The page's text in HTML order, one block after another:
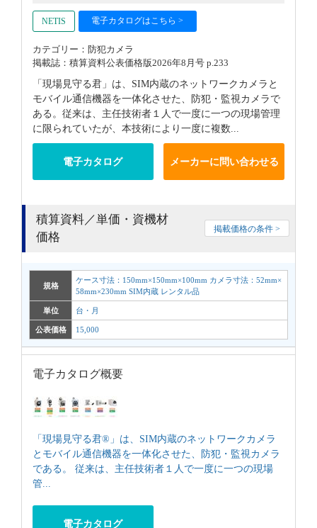
NETIS 電子カタログはこちら >
カテゴリー：防犯カメラ
掲載誌：積算資料公表価格版2026年8月号 p.233
「現場見守る君」は、SIM内蔵のネットワークカメラと
モバイル通信機器を一体化させた、防犯・監視カメラで
ある。従来は、主任技術者１人で一度に一つの現場管理
に限られていたが、本技術により一度に複数...
電子カタログ メーカーに問い合わせる
積算資料／単価・資機材
価格
掲載価格の条件 >
規格
ケース寸法：150mm×150mm×100mm カメラ寸法：52mm×
58mm×230mm SIM内蔵 レンタル品
単位 台・月
公表価格 15,000
電子カタログ概要
「現場見守る君®」は、SIM内蔵のネットワークカメラ
とモバイル通信機器を一体化させた、防犯・監視カメラ
である。 従来は、主任技術者１人で一度に一つの現場
管...
電子カタログ